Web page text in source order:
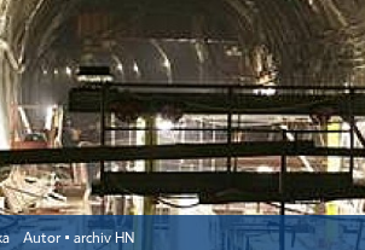
Autor ▪ archiv HN